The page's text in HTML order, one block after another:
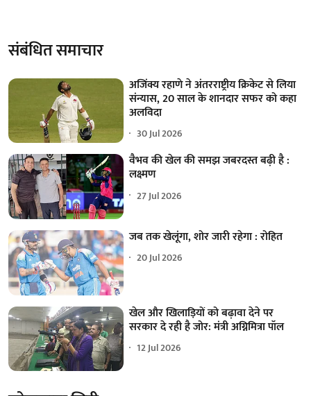
संबंधित समाचार
अजिंक्य रहाणे ने अंतरराष्ट्रीय क्रिकेट से लिया
संन्यास, 20 साल के शानदार सफर को कहा
अलविदा
30 Jul 2026
वैभव की खेल की समझ जबरदस्त बढ़ी है :
लक्ष्मण
27 Jul 2026
जब तक खेलूंगा, शोर जारी रहेगा : रोहित
20 Jul 2026
खेल और खिलाड़ियों को बढ़ावा देने पर
सरकार दे रही है जोर: मंत्री अग्निमित्रा पॉल
12 Jul 2026